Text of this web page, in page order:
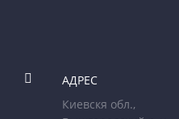

АДРЕС
Киевскя обл.,